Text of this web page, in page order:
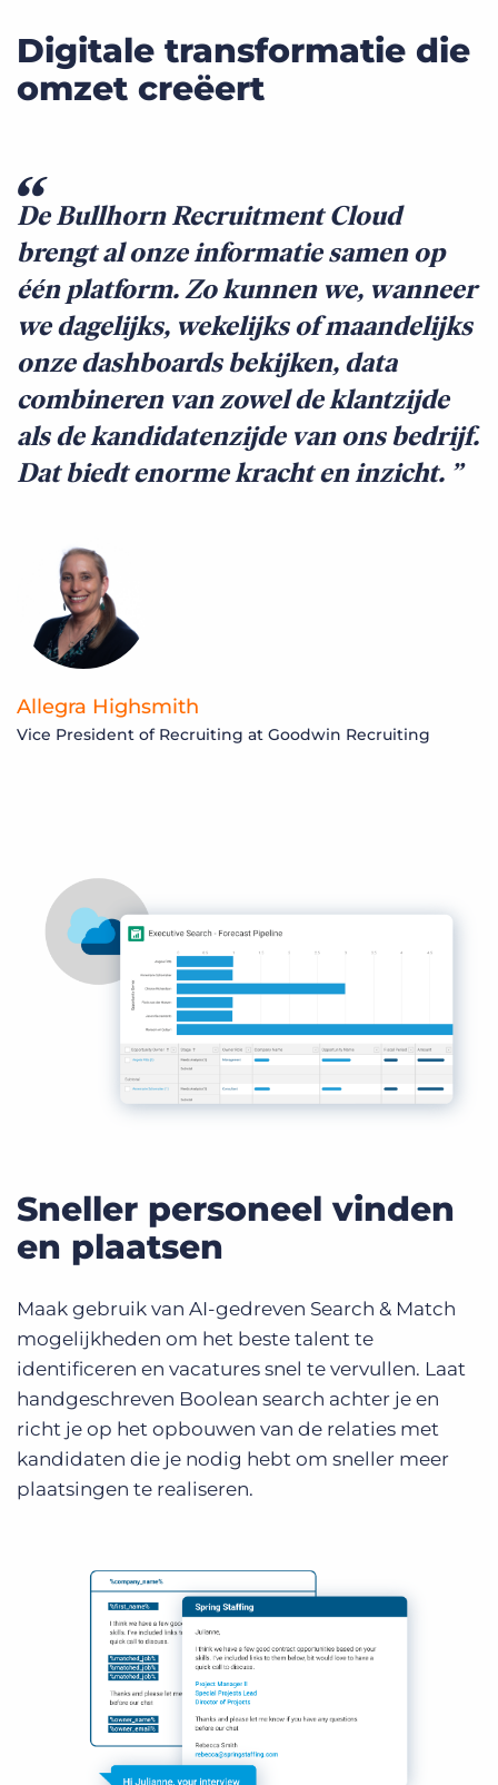
Digitale transformatie die
omzet creëert
De Bullhorn Recruitment Cloud
brengt al onze informatie samen op
één platform. Zo kunnen we, wanneer
we dagelijks, wekelijks of maandelijks
onze dashboards bekijken, data
combineren van zowel de klantzijde
als de kandidatenzijde van ons bedrijf.
Dat biedt enorme kracht en inzicht.
Allegra Highsmith
Vice President of Recruiting at Goodwin Recruiting
Sneller personeel vinden
en plaatsen
Maak gebruik van AI-gedreven Search & Match
mogelijkheden om het beste talent te
identificeren en vacatures snel te vervullen. Laat
handgeschreven Boolean search achter je en
richt je op het opbouwen van de relaties met
kandidaten die je nodig hebt om sneller meer
plaatsingen te realiseren.